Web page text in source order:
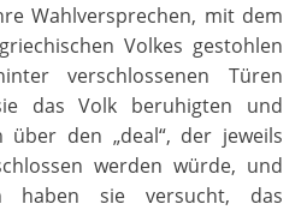
Wahlversprechen, mit dem
Volkes gestohlen
verschlossenen Türen
das Volk beruhigten und
über den „deal“, der jeweils
werden würde, und
haben sie versucht, das